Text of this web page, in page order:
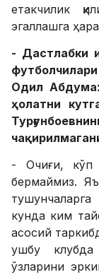
етакчилик
эгаллашга
- Дастлабки
Одил
ҳолатни
- Очиғи, кўп
бермаймиз.
кунда ким
асосий
ушбу
ўзларини